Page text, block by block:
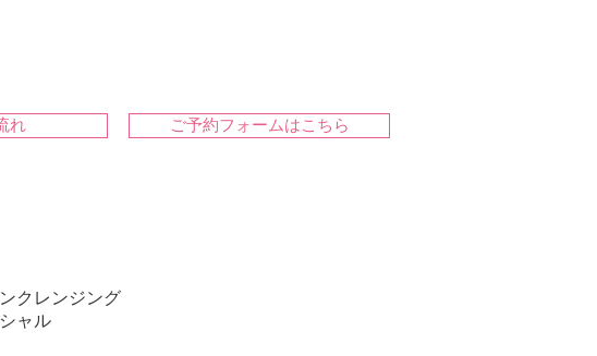
れ ご予約フォームはこちら
クレンジング
ャル